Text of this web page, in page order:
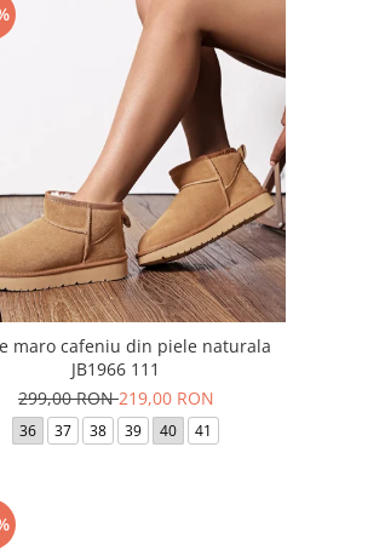
maro cafeniu din piele naturala
JB1966 111
299,00 RON219,00 RON
36 37 38 39 40 41